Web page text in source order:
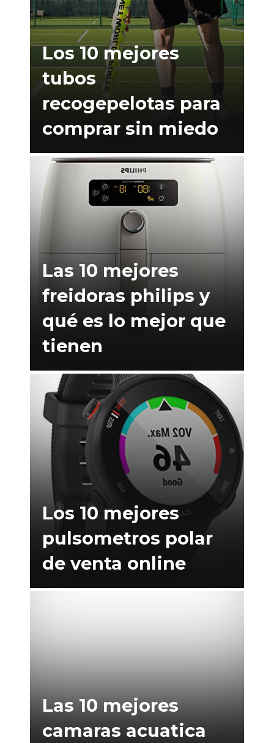
Los 10 mejores
tubos
recogepelotas para
comprar sin miedo
Las 10 mejores
freidoras philips y
qué es lo mejor que
tienen
Los 10 mejores
pulsometros polar
de venta online
Las 10 mejores
camaras acuatica